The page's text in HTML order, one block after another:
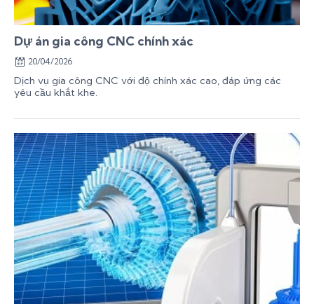
Dự án gia công CNC chính xác
20/04/2026
Dịch vụ gia công CNC với độ chính xác cao, đáp ứng các
yêu cầu khắt khe.